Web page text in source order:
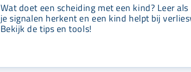
Wat doet een scheiding met een kind? Leer
je signalen herkent en een kind helpt bij
Bekijk de tips en tools!